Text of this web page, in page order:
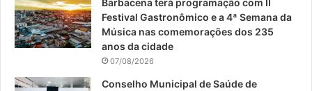
k
a
Barbacena terá programação com II
Festival Gastronômico e a 4ª Semana da
Música nas comemorações dos 235
anos da cidade
07/08/2026
Conselho Municipal de Saúde de